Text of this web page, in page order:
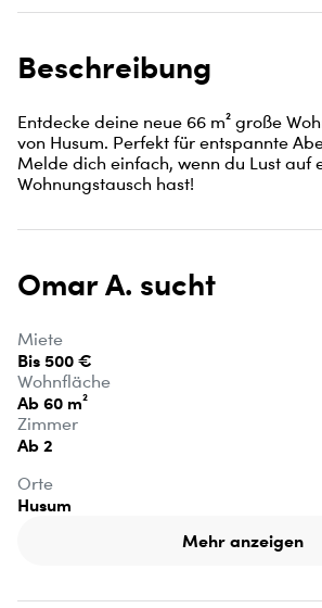
Beschreibung
Entdecke deine neue 66 m² große
von Husum. Perfekt für entspannte
Melde dich einfach, wenn du Lust auf
Wohnungstausch hast!
Omar A. sucht
Miete
Bis 500 €
Wohnfläche
Ab 60 m²
Zimmer
Ab 2
Orte
Husum
Mehr anzeigen